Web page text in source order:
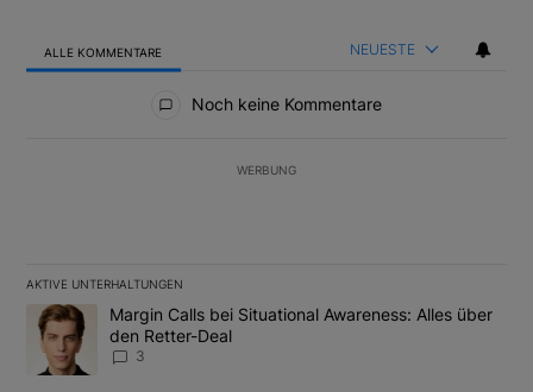
ALLE KOMMENTARE NEUESTE
Noch keine Kommentare
WERBUNG
AKTIVE UNTERHALTUNGEN
Das Folgende ist eine Liste der am meisten kommentierten
Ein Trendartikel mit dem Titel "Margin Calls bei Situational
Margin Calls bei Situational Awareness: Alles über
den Retter-Deal
3